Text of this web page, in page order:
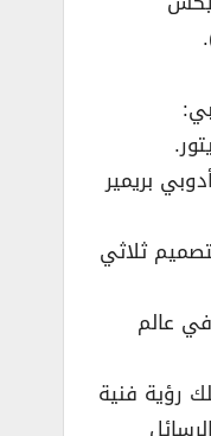
بريمير
ثلاثي
عالم
رؤية فنية